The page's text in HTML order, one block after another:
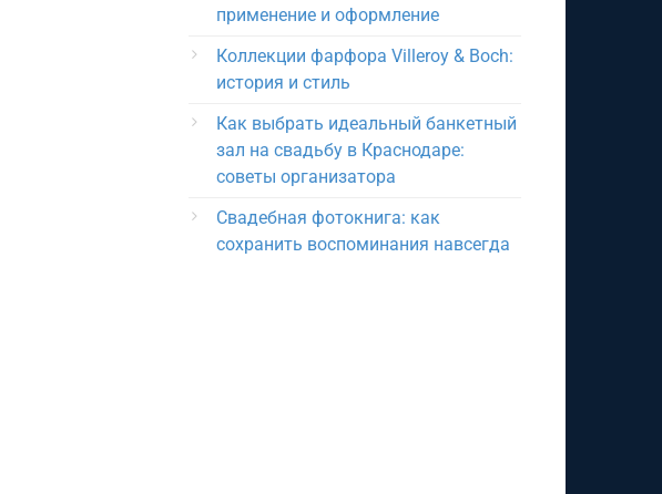
применение и оформление
Коллекции фарфора Villeroy & Boch:
история и стиль
Как выбрать идеальный банкетный
зал на свадьбу в Краснодаре:
советы организатора
Свадебная фотокнига: как
сохранить воспоминания навсегда